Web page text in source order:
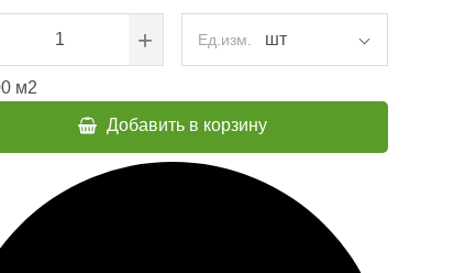
+ Ед.изм. шт
м2
Добавить в корзину